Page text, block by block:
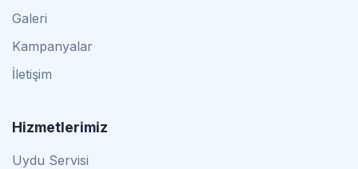
Galeri
Kampanyalar
İletişim
Hizmetlerimiz
Uydu Servisi